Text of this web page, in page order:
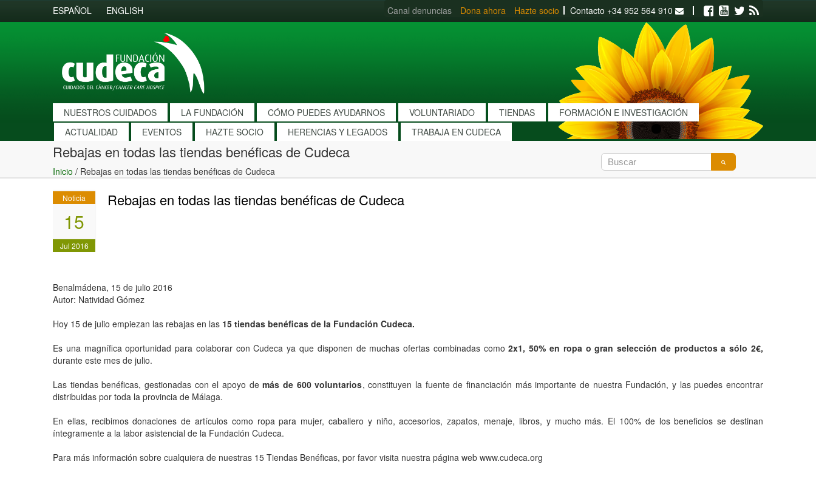
ESPAÑOL ENGLISH Canal denuncias Dona ahora Hazte socio Contacto +34 952 564 910 Facebook
Youtube
Twitter
NUESTROS CUIDADOS LA FUNDACIÓN CÓMO PUEDES AYUDARNOS VOLUNTARIADO TIENDAS
FORMACIÓN E INVESTIGACIÓN
ACTUALIDAD
EVENTOS HAZTE SOCIO HERENCIAS Y LEGADOS TRABAJA EN CUDECA
Rebajas en todas las tiendas benéficas de Cudeca
Inicio / Rebajas en todas las tiendas benéficas de Cudeca
Noticia
15
Jul 2016
Rebajas en todas las tiendas benéficas de Cudeca
Benalmádena, 15 de julio 2016
Autor: Natividad Gómez
Hoy 15 de julio empiezan las rebajas en las 15 tiendas benéficas de la Fundación Cudeca.
Es una magnífica oportunidad para colaborar con Cudeca ya que disponen de muchas ofertas combinadas como2x1, 50% en ropa o gran selección de productos a sólo 2€,
durante este mes de julio.
Las tiendas benéficas, gestionadas con el apoyo demás de 600 voluntarios, constituyen la fuente de financiación más importante de nuestra Fundación, y las puedes encontrar
distribuidas por toda la provincia de Málaga.
En ellas, recibimos donaciones de artículos como ropa para mujer, caballero y niño, accesorios, zapatos, menaje, libros, y mucho más. El 100% de los beneficios se destinan
íntegramente a la labor asistencial de la Fundación Cudeca.
Para más información sobre cualquiera de nuestras 15 Tiendas Benéficas, por favor visita nuestra página web www.cudeca.org